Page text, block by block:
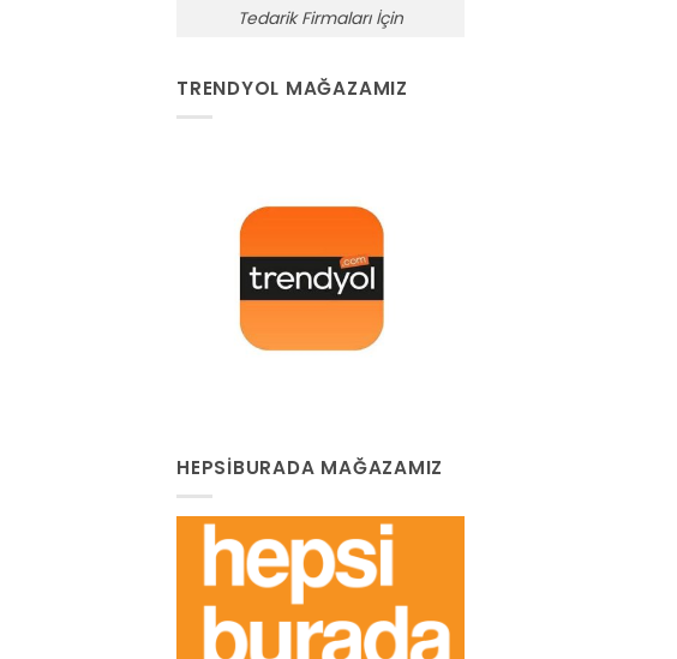
Tedarik Firmaları İçin
TRENDYOL MAĞAZAMIZ
HEPSIBURADA MAĞAZAMIZ